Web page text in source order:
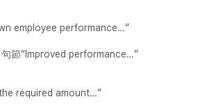
employee performance…”
句節“Improved performance…”
required amount…”